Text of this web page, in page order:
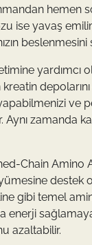
hemen
ise yavaş
beslenmesini
yardımcı
ve
Aynı zamanda
Chain Amino
destek
gibi temel
enerji
azaltabilir.